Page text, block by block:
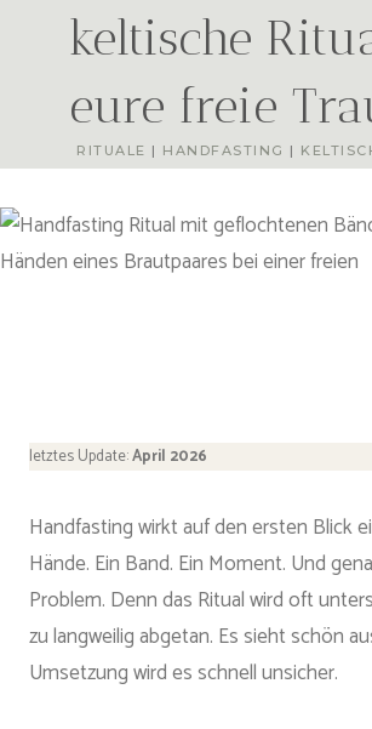
keltische
eure freie
RITUALE | HANDFASTING |
letztes Update:April 2026
Handfasting wirkt auf den ersten Blick
Hände. Ein Band. Ein Moment. Und
Problem. Denn das Ritual wird oft
zu langweilig abgetan. Es sieht schön
Umsetzung wird es schnell unsicher.